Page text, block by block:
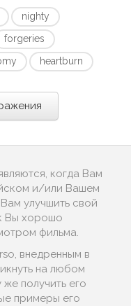
nighty
forgeries
heartburn
когда Вам
и/или Вашем
улучшить свой
Вы хорошо
фильма.
внедренным в
на любом
получить его
примеры его